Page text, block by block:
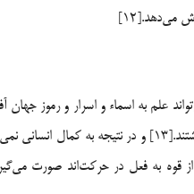
مي‌دهد.[12]
به اسماء و اسرار و رموز جهان
كه فاقد اين تركيب و استعداد بودند، شايستگي درك چنين حقايقي را
آن كه از قوه به فعل در حركت‌اند